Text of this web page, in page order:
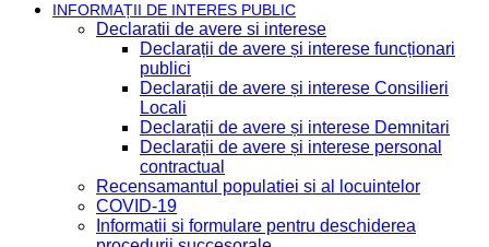
INFORMAȚII DE INTERES PUBLIC
Declaratii de avere si interese
Declarații de avere și interese funcționari
publici
Declarații de avere și interese Consilieri
Locali
Declarații de avere și interese Demnitari
Declarații de avere și interese personal
contractual
Recensamantul populatiei si al locuintelor
COVID-19
Informatii si formulare pentru deschiderea